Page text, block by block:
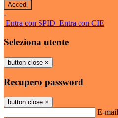
-
Entra con SPID Entra con CIE
Seleziona utente
button close ×
Recupero password
button close ×
E-mail